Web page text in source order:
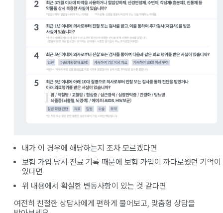
내가 이 경우에 해당하는지 조차 모르겠다면
보험 가입 당시 진료 기록 때문에 보험 가입이 까다로웠던 기억이
있다면
위 내용에서 확실한 변동사항이 있는 것 같다면
여전히 친절한 상담사에게 편하게 물어보고, 맞춤형 상담을